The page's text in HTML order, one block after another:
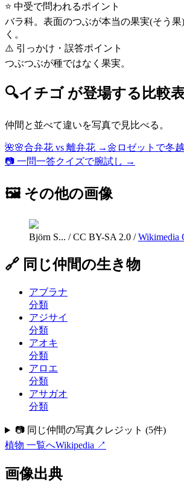
⭐ 中受で問われるポイント
バラ科。表面のつぶが本当の果実(そう
く。
⚠️ 引っかけ・誤答ポイント
つぶつぶが種ではなく果実。
🔍イチゴが登場する比較
仲間と並べて違いを写真で見比べる。
🌺🌸合弁花 vs 離弁花 → 🌼 ロゼットで冬
📷 一問一答クイズで腕試し →
🖼 その他の画像
Björn S... /CC BY-SA 2.0 / Wikimedia
🔗 同じ仲間の生き物
アブラナ
分類
アジサイ
分類
アオキ
分類
アロエ
分類
アサガオ
分類
📷 同じ仲間の写真クレジット (5件)
植物 一覧へWikipedia ↗
画像出典